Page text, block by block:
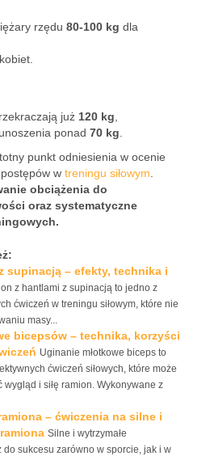
rzędu 80-100 kg dla
już 120 kg
ponad 70 kg
punkt odniesienia w ocenie
w treningu siłowym
obciążenia do
oraz systematyczne
supinacją – efekty, technika i
z hantlami z supinacją to jedno z
ćwiczeń w treningu siłowym, które nie
masy...
bicepsów – technika, korzyści
Uginanie młotkowe biceps to
ćwiczeń siłowych, które może
i siłę ramion. Wykonywane z
– ćwiczenia na silne i
Silne i wytrzymałe
do sukcesu zarówno w sporcie, jak i w